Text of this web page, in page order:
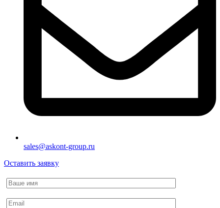
sales@askont-group.ru
Оставить заявку